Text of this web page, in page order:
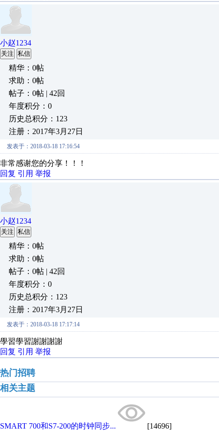
小赵1234
关注 私信
精华：0帖
求助：0帖
帖子：0帖 | 42回
年度积分：0
历史总积分：123
注册：2017年3月27日
发表于：2018-03-18 17:16:54
非常感谢您的分享！！！
回复 引用 举报
小赵1234
关注 私信
精华：0帖
求助：0帖
帖子：0帖 | 42回
年度积分：0
历史总积分：123
注册：2017年3月27日
发表于：2018-03-18 17:17:14
學習學習謝謝謝謝
回复 引用 举报
热门招聘
相关主题
SMART 700和S7-200的时钟同步... [14696]